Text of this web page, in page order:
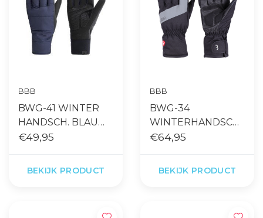
BBB
BWG-41 WINTER
HANDSCH. BLAUW
PUFFERSHIELD
€49,95
BEKIJK PRODUCT
BBB
BWG-34
WINTERHANDSCH
OENEN SUBZERO
€64,95
BEKIJK PRODUCT